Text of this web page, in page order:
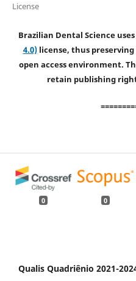
License
Brazilian Dental Science
4.0)license, thus
open access environment.
retain publishing
0 0
Qualis Quadriênio 2021-